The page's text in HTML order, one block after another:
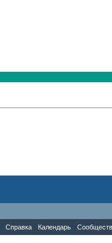
Справка Календарь